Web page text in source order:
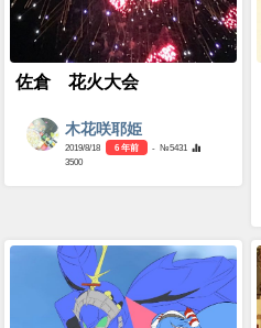
佐倉 花火大会
木花咲耶姫
2019/8/18 6 年前
- №5431
3500